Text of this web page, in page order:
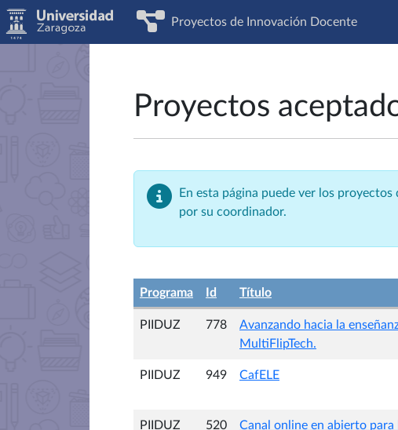
Proyectos de Innovación Docente
Proyectos
En esta página puede ver los
por su coordinador.
Programa Id Título
PIIDUZ 778
Avanzando hacia la
MultiFlipTech.
PIIDUZ 949 CafELE
PIIDUZ 520 Canal online en abierto